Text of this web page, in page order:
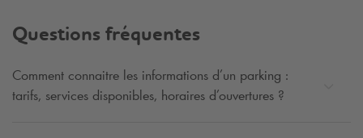
Questions fréquentes
Comment connaitre les informations d’un parking :
tarifs, services disponibles, horaires d’ouvertures ?